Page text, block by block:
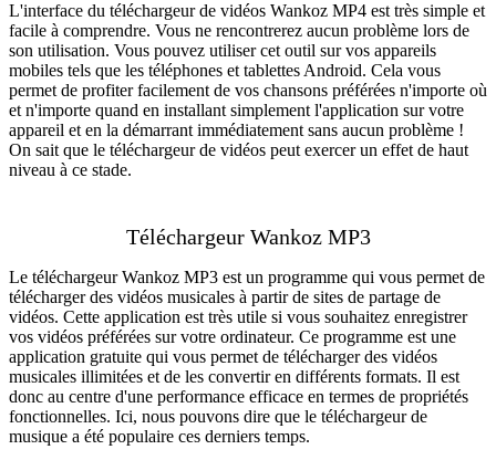
L'interface du téléchargeur de vidéos Wankoz MP4 est très simple et
facile à comprendre. Vous ne rencontrerez aucun problème lors de
son utilisation. Vous pouvez utiliser cet outil sur vos appareils
mobiles tels que les téléphones et tablettes Android. Cela vous
permet de profiter facilement de vos chansons préférées n'importe où
et n'importe quand en installant simplement l'application sur votre
appareil et en la démarrant immédiatement sans aucun problème !
On sait que le téléchargeur de vidéos peut exercer un effet de haut
niveau à ce stade.
Téléchargeur Wankoz MP3
Le téléchargeur Wankoz MP3 est un programme qui vous permet de
télécharger des vidéos musicales à partir de sites de partage de
vidéos. Cette application est très utile si vous souhaitez enregistrer
vos vidéos préférées sur votre ordinateur. Ce programme est une
application gratuite qui vous permet de télécharger des vidéos
musicales illimitées et de les convertir en différents formats. Il est
donc au centre d'une performance efficace en termes de propriétés
fonctionnelles. Ici, nous pouvons dire que le téléchargeur de
musique a été populaire ces derniers temps.